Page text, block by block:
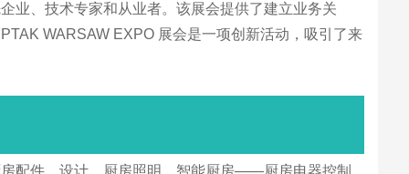
业、技术专家和从业者。该展会提供了建立业务关
WARSAW EXPO 展会是一项创新活动，吸引了来
配件、设计、厨房照明、智能厨房——厨房电器控制